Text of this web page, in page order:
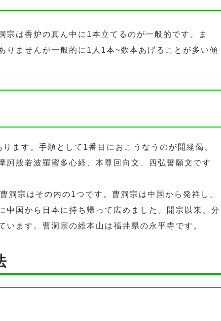
宗は香炉の真ん中に1本立てるのが一般的です。ま
りませんが一般的に1人1本~数本あげることが多い傾
ます。手順として1番目におこうなうのが開経偈、
訶般若波羅蜜多心経、本尊回向文、四弘誓願文です
洞宗はその内の1つです。曹洞宗は中国から発祥し、
中国から日本に持ち帰って広めました。開宗以来、分
います。曹洞宗の総本山は福井県の永平寺です。